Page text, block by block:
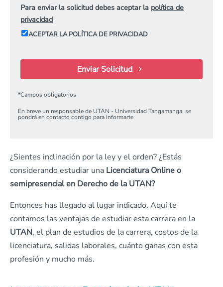
Para enviar la solicitud debes aceptar la política de
privacidad
ACEPTAR LA POLÍTICA DE PRIVACIDAD
Enviar Solicitud
*Campos obligatorios
En breve un responsable de UTAN - Universidad Tangamanga, se
pondrá en contacto contigo para informarte
¿Sientes inclinación por la ley y el orden? ¿Estás
considerando estudiar una Licenciatura Online o
semipresencial en Derecho de la UTAN?
Entonces has llegado al lugar indicado. Aquí te
contamos las ventajas de estudiar esta carrera en la
UTAN, el plan de estudios de la carrera, costos de la
licenciatura, salidas laborales, cuánto ganas con esta
profesión y mucho más.